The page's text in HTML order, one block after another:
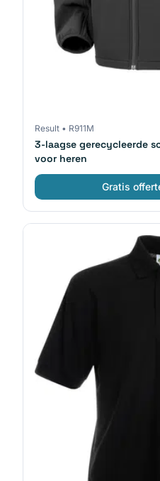
Result • R911M
3-laagse gerecycleerde
voor heren
Gratis